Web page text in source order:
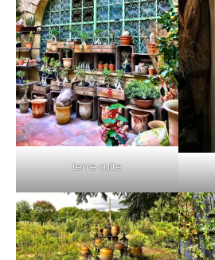
terre cuite